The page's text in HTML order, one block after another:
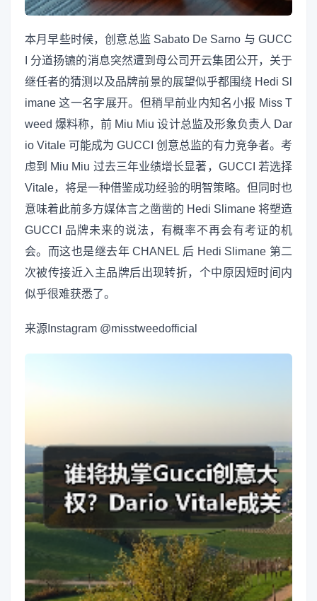
本月早些时候，创意总监 Sabato De Sarno 与 GUCC
I 分道扬镳的消息突然遭到母公司开云集团公开，关于
继任者的猜测以及品牌前景的展望似乎都围绕 Hedi Sl
imane 这一名字展开。但稍早前业内知名小报 Miss T
weed 爆料称，前 Miu Miu 设计总监及形象负责人 Dar
io Vitale 可能成为 GUCCI 创意总监的有力竞争者。考
虑到 Miu Miu 过去三年业绩增长显著，GUCCI 若选择
Vitale，将是一种借鉴成功经验的明智策略。但同时也
意味着此前多方媒体言之凿凿的 Hedi Slimane 将塑造
GUCCI 品牌未来的说法，有概率不再会有考证的机
会。而这也是继去年 CHANEL 后 Hedi Slimane 第二
次被传接近入主品牌后出现转折，个中原因短时间内
似乎很难获悉了。
来源 Instagram @misstweedofficial